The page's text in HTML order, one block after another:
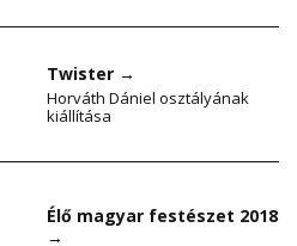
Twister →
Horváth Dániel osztályának
kiállítása
Élő magyar festészet 2018
→